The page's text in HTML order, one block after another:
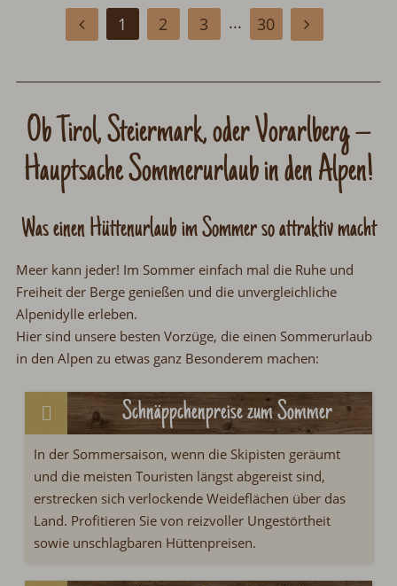
1 2 3 ... 30
Ob Tirol, Steiermark, oder Vorarlberg–
Hauptsache Sommerurlaub in den Alpen!
Was einen Hüttenurlaub im Sommer so attraktiv macht
Meer kann jeder! Im Sommer einfach mal die Ruhe und
Freiheit der Berge genießen und die unvergleichliche
Alpenidylle erleben.
Hier sind unsere besten Vorzüge, die einen Sommerurlaub
in den Alpen zu etwas ganz Besonderem machen:
Schnäppchenpreise zum Sommer
In der Sommersaison, wenn die Skipisten geräumt
und die meisten Touristen längst abgereist sind,
erstrecken sich verlockende Weideflächen über das
Land. Profitieren Sie von reizvoller Ungestörtheit
sowie unschlagbaren Hüttenpreisen.